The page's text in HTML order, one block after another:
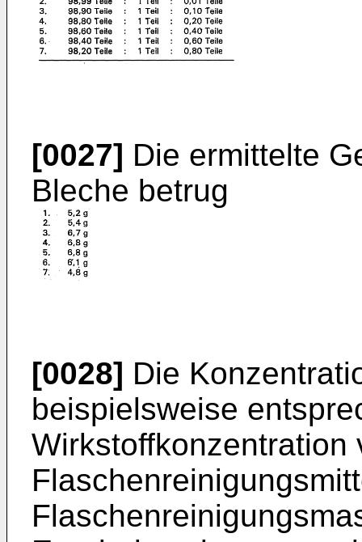
[0027] Die ermittelte
Bleche betrug
[0028] Die
beispielsweise
Wirkstoffkonzentration